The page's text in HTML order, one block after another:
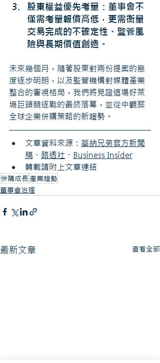
股東權益優先考量：董事會不
僅需考量報價高低，更需衡量
交易完成的不確定性、監管風
險與長期價值創造。
未來幾個月，隨著股東對兩份提案的態
度逐步明朗，以及監管機構對媒體產業
整合的審視格局，我們將見證這場好萊
塢巨頭競逐戰的最終落幕，並從中觀察
全球企業併購策略的新趨勢。
文章資料來源： 華納兄弟官方新聞
稿 、 路透社 、 Business Insider
轉載請附上文章連結
併購成長產業趨勢
董事會治理
最新文章 查看全部